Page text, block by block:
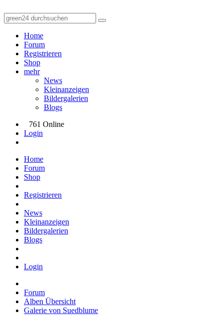
Home
Forum
Registrieren
Shop
mehr
News
Kleinanzeigen
Bildergalerien
Blogs
761 Online
Login
Home
Forum
Shop
Registrieren
News
Kleinanzeigen
Bildergalerien
Blogs
Login
Forum
Alben Übersicht
Galerie von Suedblume